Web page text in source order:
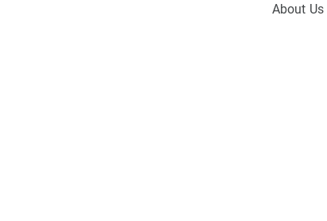
About Us